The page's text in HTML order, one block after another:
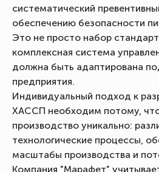
систематический
обеспечению безопасности
Это не просто набор
комплексная система
должна быть адаптирована
предприятия.
Индивидуальный подход к
ХАССП необходим потому,
производство уникально:
технологические процессы,
масштабы производства и
Компания "Марафет"